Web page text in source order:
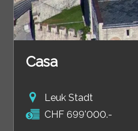
Casa
Leuk Stadt
CHF 699'000.-